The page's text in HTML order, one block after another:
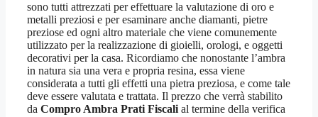
sono tutti attrezzati per effettuare la valutazione di oro e
metalli preziosi e per esaminare anche diamanti, pietre
preziose ed ogni altro materiale che viene comunemente
utilizzato per la realizzazione di gioielli, orologi, e oggetti
decorativi per la casa. Ricordiamo che nonostante l’ambra
in natura sia una vera e propria resina, essa viene
considerata a tutti gli effetti una pietra preziosa, e come tale
deve essere valutata e trattata. Il prezzo che verrà stabilito
da Compro Ambra Prati Fiscalial termine della verifica